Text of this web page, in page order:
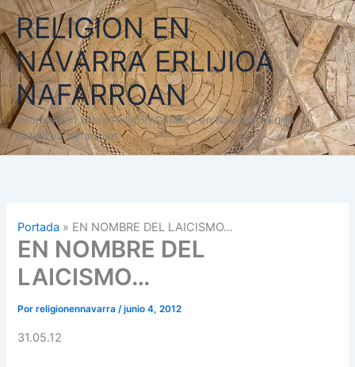
Ir
al
contenido
RELIGION EN
NAVARRA ERLIJIOA
NAFARROAN
Información sobre Religión Católica en Navarra - Erlijio
Katolikoa Nafarroan
Portada » EN NOMBRE DEL LAICISMO…
EN NOMBRE DEL
LAICISMO…
Porreligionennavarra/junio 4, 2012
31.05.12